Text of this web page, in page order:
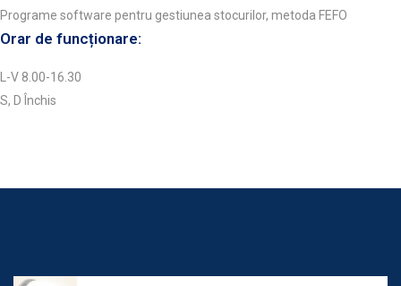
Programe software pentru gestiunea stocurilor, metoda FEFO
Orar de funcționare:
L-V 8.00-16.30
S, D Închis